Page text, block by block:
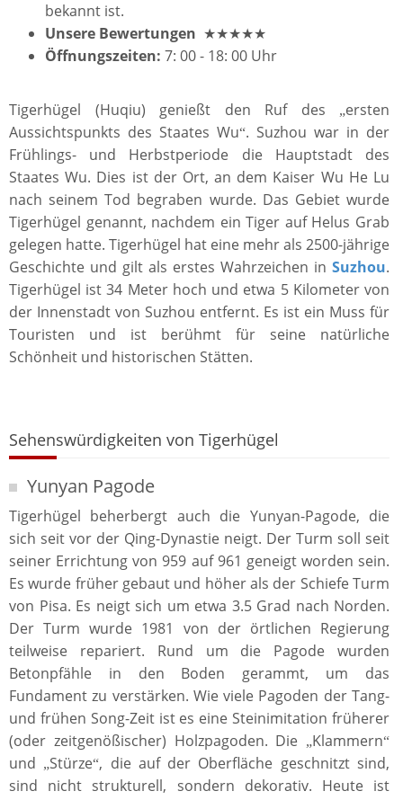
bekannt ist.
Unsere Bewertungen ★★★★★
Öffnungszeiten: 7: 00 - 18: 00 Uhr
Tigerhügel (Huqiu) genießt den Ruf des „ersten
Aussichtspunkts des Staates Wu“. Suzhou war in der
Frühlings- und Herbstperiode die Hauptstadt des
Staates Wu. Dies ist der Ort, an dem Kaiser Wu He Lu
nach seinem Tod begraben wurde. Das Gebiet wurde
Tigerhügel genannt, nachdem ein Tiger auf Helus Grab
gelegen hatte. Tigerhügel hat eine mehr als 2500-jährige
Geschichte und gilt als erstes Wahrzeichen in Suzhou.
Tigerhügel ist 34 Meter hoch und etwa 5 Kilometer von
der Innenstadt von Suzhou entfernt. Es ist ein Muss für
Touristen und ist berühmt für seine natürliche
Schönheit und historischen Stätten.
Sehenswürdigkeiten von Tigerhügel
Yunyan Pagode
Tigerhügel beherbergt auch die Yunyan-Pagode, die
sich seit vor der Qing-Dynastie neigt. Der Turm soll seit
seiner Errichtung von 959 auf 961 geneigt worden sein.
Es wurde früher gebaut und höher als der Schiefe Turm
von Pisa. Es neigt sich um etwa 3.5 Grad nach Norden.
Der Turm wurde 1981 von der örtlichen Regierung
teilweise repariert. Rund um die Pagode wurden
Betonpfähle in den Boden gerammt, um das
Fundament zu verstärken. Wie viele Pagoden der Tang-
und frühen Song-Zeit ist es eine Steinimitation früherer
(oder zeitgenößischer) Holzpagoden. Die „Klammern“
und „Stürze“, die auf der Oberfläche geschnitzt sind,
sind nicht strukturell, sondern dekorativ. Heute ist